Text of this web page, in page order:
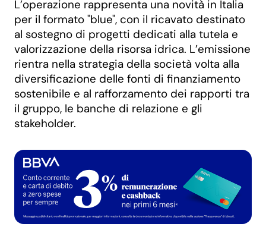
L’operazione rappresenta una novità in Italia
per il formato "blue", con il ricavato destinato
al sostegno di progetti dedicati alla tutela e
valorizzazione della risorsa idrica. L’emissione
rientra nella strategia della società volta alla
diversificazione delle fonti di finanziamento
sostenibile e al rafforzamento dei rapporti tra
il gruppo, le banche di relazione e gli
stakeholder.